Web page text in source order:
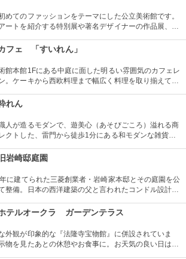
めてのファッションをテーマにした公立美術館です。
ートを紹介する特別展や著名デザイナーの作品展、ラ
ファッション業界の方、ファッションを学ぶ方、必見で
フェ 「すいれん」
館本館1Fにある中庭に面した明るい雰囲気のカフェレ
。ケーキから西欧料理まで幅広く料理を取り揃えてい
れん
人が造るモダンで、遊美心（あそびごころ）溢れる商
クトした、雷門から徒歩1分にある和モダンな雑貨
、粋な雑貨を探すのが楽しくなりそう。
旧岩崎邸庭園
に建てられた三菱創業者・岩崎家本邸とその庭園を公
整備。日本の西洋建築の父と言われたコンドル設計の
もなっている。
テルオークラ ガーデンテラス
外観が印象的な『法隆寺宝物館』に併設されていま
物を見たあとの休憩やお食事に。お天気の良い日はテ